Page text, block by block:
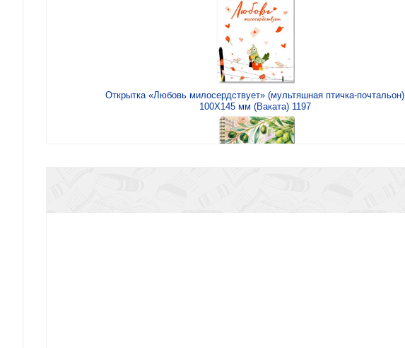
Открытка «Любовь милосердствует» (мультяшная птичка-почтальон)
100Х145 мм (Ваката) 1197